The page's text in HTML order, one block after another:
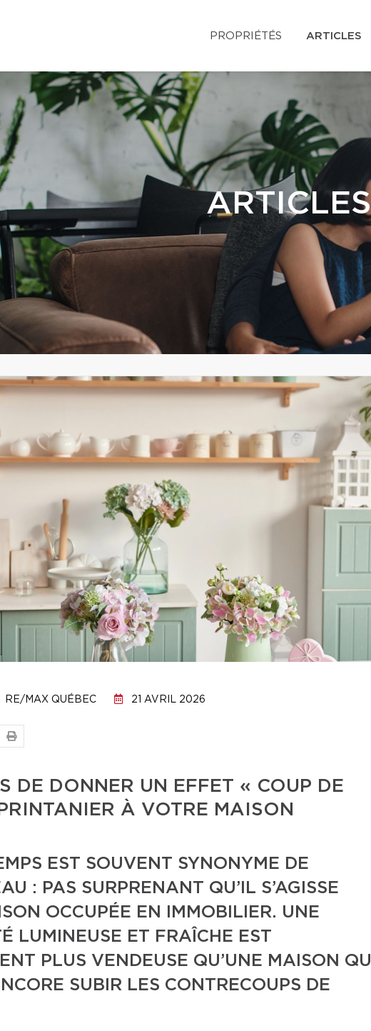
PROPRIÉTÉS ARTICLES
ARTICLES
RE/MAX QUÉBEC 21 AVRIL 2026
DE DONNER UN EFFET « COUP DE
À VOTRE MAISON
EST SOUVENT SYNONYME DE
: PAS SURPRENANT QU’IL S’AGISSE
OCCUPÉE EN IMMOBILIER. UNE
LUMINEUSE ET FRAÎCHE EST
PLUS VENDEUSE QU’UNE MAISON QUI
SUBIR LES CONTRECOUPS DE